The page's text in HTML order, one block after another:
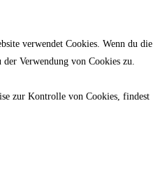
verwendet Cookies. Wenn du die
Verwendung von Cookies zu.
zur Kontrolle von Cookies, findest